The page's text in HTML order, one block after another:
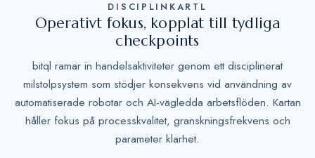
DISCIPLINKARTL
Operativt fokus, kopplat till tydliga
checkpoints
bitql ramar in handelsaktiviteter genom ett disciplinerat
milstolpsystem som stödjer konsekvens vid användning av
automatiserade robotar och AI-vägledda arbetsflöden. Kartan
håller fokus på processkvalitet, granskningsfrekvens och
parameter klarhet.